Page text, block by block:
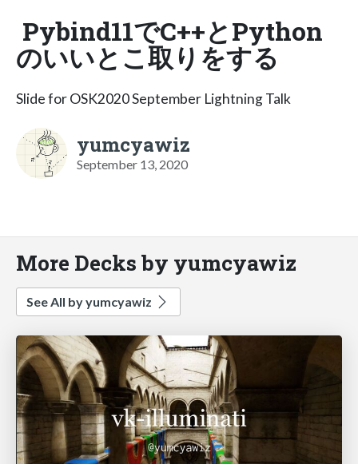
Pybind11でC++とPython
のいいとこ取りをする
Slide for OSK2020 September Lightning Talk
yumcyawiz
September 13, 2020
More Decks by yumcyawiz
See All by yumcyawiz